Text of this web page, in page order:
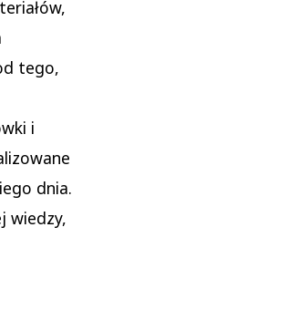
tego,
i
dnia.
wiedzy,